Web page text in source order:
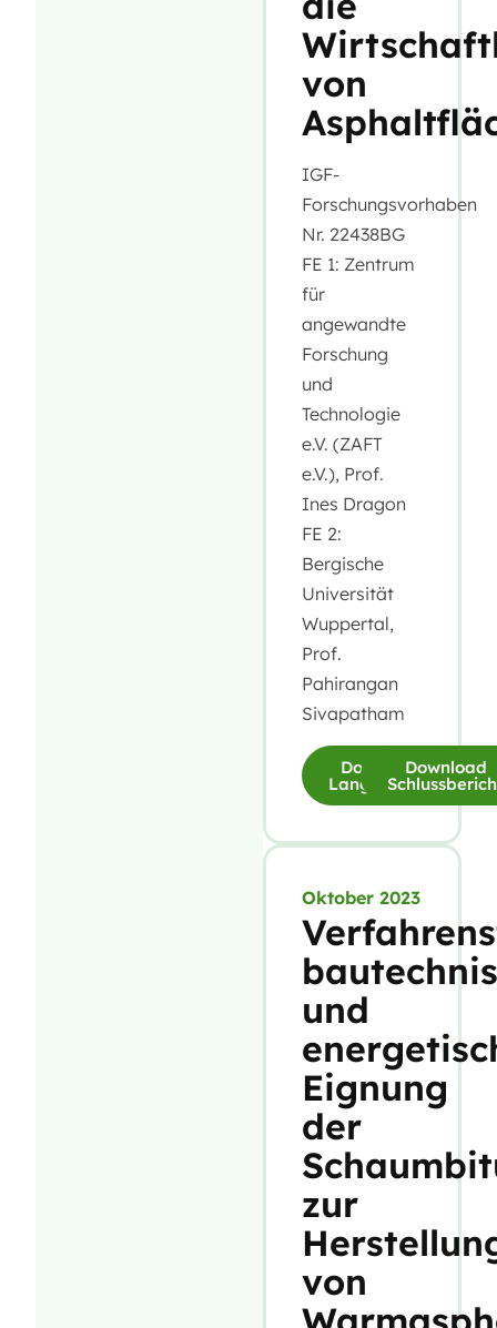
von
IGF-
Forschungsvorhaben
Nr. 22438BG
FE 1: Zentrum
für
angewandte
Forschung
und
Technologie
e.V. (ZAFT
e.V.), Prof.
Ines Dragon
FE 2:
Bergische
Universität
Wuppertal,
Prof.
Pahirangan
Sivapatham
Download
Langfassung
Download
Oktober 2023
und
Eignung
der
zur
von